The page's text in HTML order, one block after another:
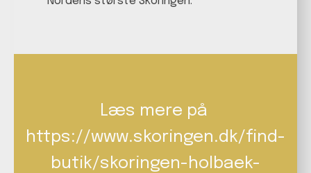
Læs mere på
https://www.skoringen.dk/find-
butik/skoringen-holbaek-